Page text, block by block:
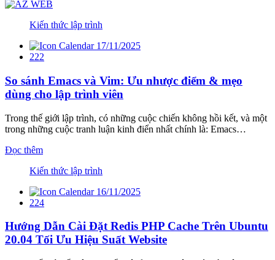
Kiến thức lập trình
17/11/2025
222
So sánh Emacs và Vim: Ưu nhược điểm & mẹo
dùng cho lập trình viên
Trong thế giới lập trình, có những cuộc chiến không hồi kết, và một
trong những cuộc tranh luận kinh điển nhất chính là: Emacs…
Đọc thêm
Kiến thức lập trình
16/11/2025
224
Hướng Dẫn Cài Đặt Redis PHP Cache Trên Ubuntu
20.04 Tối Ưu Hiệu Suất Website